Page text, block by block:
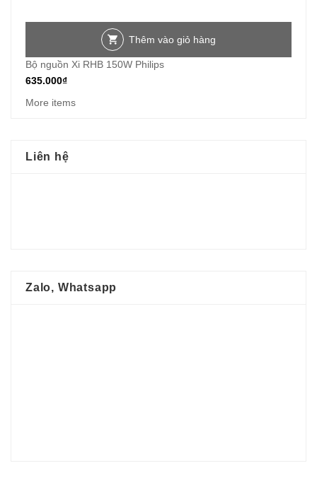
Thêm vào giỏ hàng
Bộ nguồn Xi RHB 150W Philips
635.000₫
More items
Liên hệ
Zalo, Whatsapp